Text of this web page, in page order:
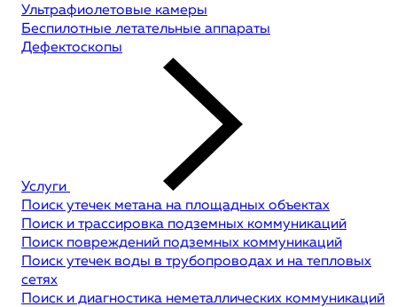
Ультрафиолетовые камеры
Беспилотные летательные аппараты
Дефектоскопы
Услуги
Поиск утечек метана на площадных объектах
Поиск и трассировка подземных коммуникаций
Поиск повреждений подземных коммуникаций
Поиск утечек воды в трубопроводах и на тепловых
сетях
Поиск и диагностика неметаллических коммуникаций